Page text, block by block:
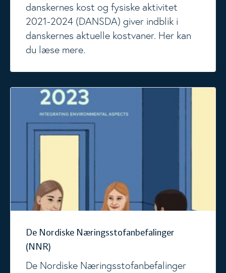
danskernes kost og fysiske aktivitet
2021-2024 (DANSDA) giver indblik i
danskernes aktuelle kostvaner. Her kan
du læse mere.
De Nordiske Næringsstofanbefalinger
(NNR)
De Nordiske Næringsstofanbefalinger
De Nordiske Næringsstofanbefalinger (NNR)